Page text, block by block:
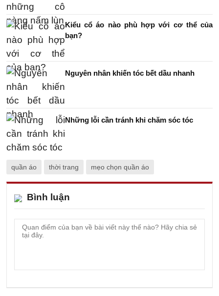
Kiểu cổ áo nào phù hợp với cơ thể của
bạn?
Nguyên nhân khiến tóc bết dầu nhanh
Những lỗi cần tránh khi chăm sóc tóc
quần áo thời trang mẹo chọn quần áo
Bình luận